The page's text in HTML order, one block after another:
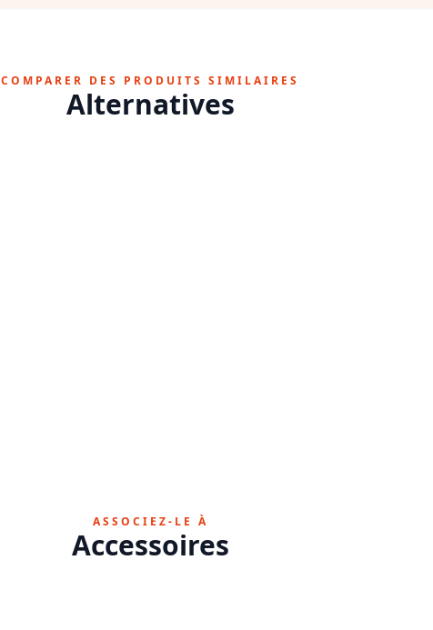
COMPARER DES PRODUITS SIMILAIRES
Alternatives
ASSOCIEZ-LE À
Accessoires